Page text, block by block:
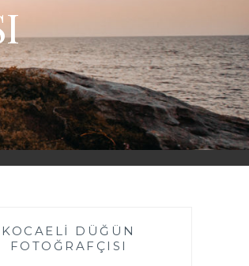
KOCAELI DÜĞÜN
FOTOĞRAFÇISI